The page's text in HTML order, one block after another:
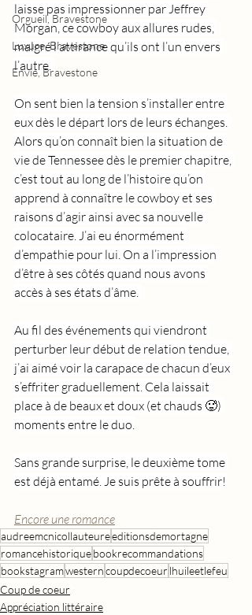
Orgueil, Bravestone
Luxure, Bravestone
Envie, Bravestone
laisse pas impressionner par Jeffrey
Morgan, ce cowboy aux allures rudes,
malgré l’attirance qu’ils ont l’un envers
l’autre.
On sent bien la tension s’installer entre
eux dès le départ lors de leurs échanges.
Alors qu’on connaît bien la situation de
vie de Tennessee dès le premier chapitre,
c’est tout au long de l’histoire qu’on
apprend à connaître le cowboy et ses
raisons d’agir ainsi avec sa nouvelle
colocataire. J’ai eu énormément
d’empathie pour lui. On a l’impression
d’être à ses côtés quand nous avons
accès à ses états d’âme.
Au fil des événements qui viendront
perturber leur début de relation tendue,
j’ai aimé voir la carapace de chacun d’eux
s’effriter graduellement. Cela laissait
place à de beaux et doux (et chauds 🥵)
moments entre le duo.
Sans grande surprise, le deuxième tome
est déjà entamé. Je suis prête à souffrir!
Encore une romance
audreemcnicollauteureeditionsdemortagne
romancehistoriquebookrecommandations
bookstagramwesterncoupdecoeur lhuileetlefeu
Coup de coeur
Appréciation littéraire